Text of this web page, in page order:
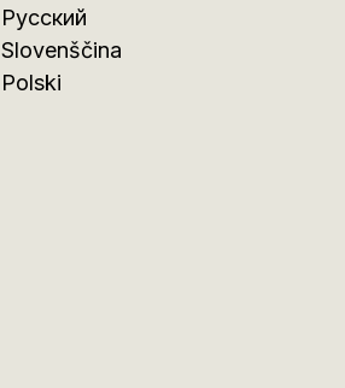
Русский
Slovenščina
Polski